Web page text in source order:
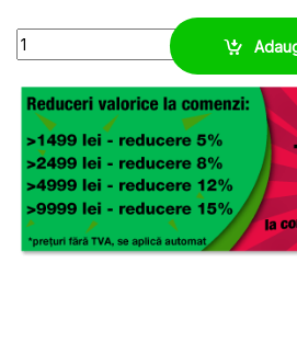
Placa trecere 22 cabluri sau furtunuri 3-